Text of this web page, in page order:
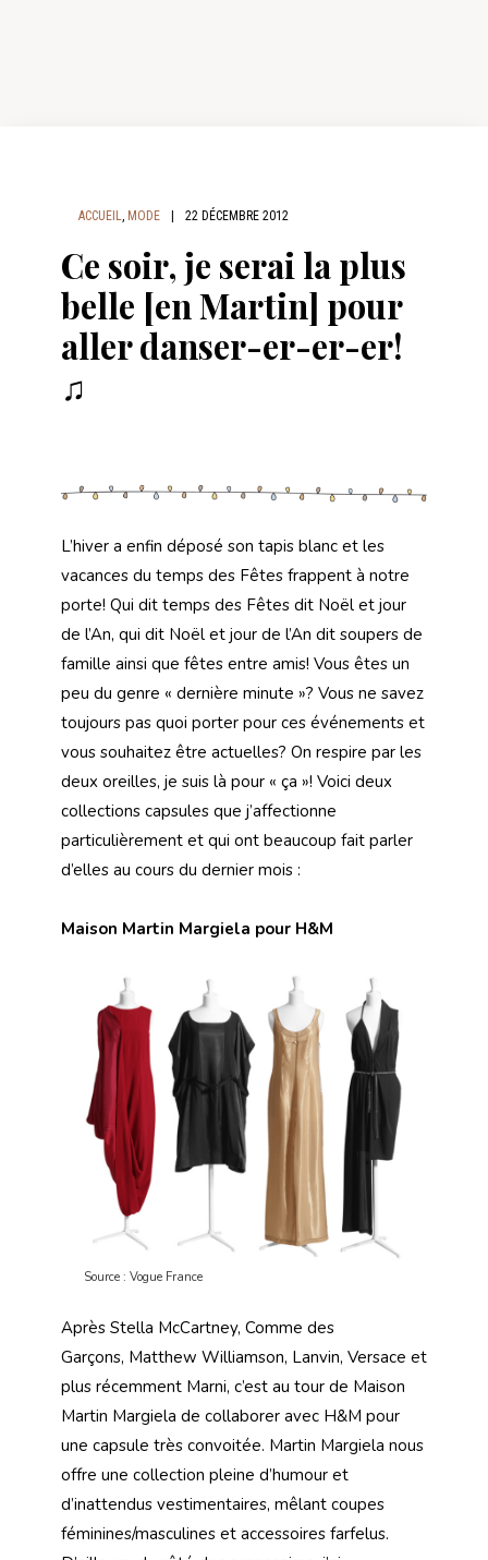
ACCUEIL, MODE 22 DÉCEMBRE 2012
Ce soir, je serai la plus
belle [en Martin] pour
aller danser-er-er-er!
♫
L’hiver a enfin déposé son tapis blanc et les
vacances du temps des Fêtes frappent à notre
porte! Qui dit temps des Fêtes dit Noël et jour
de l’An, qui dit Noël et jour de l’An dit soupers de
famille ainsi que fêtes entre amis! Vous êtes un
peu du genre « dernière minute »? Vous ne savez
toujours pas quoi porter pour ces événements et
vous souhaitez être actuelles? On respire par les
deux oreilles, je suis là pour « ça »! Voici deux
collections capsules que j’affectionne
particulièrement et qui ont beaucoup fait parler
d’elles au cours du dernier mois :
Maison Martin Margiela pour H&M
Source : Vogue France
Après Stella McCartney, Comme des
Garçons, Matthew Williamson, Lanvin, Versace et
plus récemment Marni, c’est au tour de Maison
Martin Margiela de collaborer avec H&M pour
une capsule très convoitée. Martin Margiela nous
offre une collection pleine d’humour et
d’inattendus vestimentaires, mêlant coupes
féminines/masculines et accessoires farfelus.